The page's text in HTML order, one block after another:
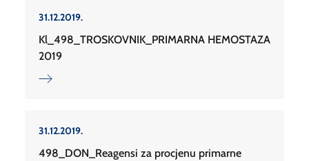
31.12.2019.
Kl_498_TROSKOVNIK_PRIMARNA HEMOSTAZA
2019
31.12.2019.
498_DON_Reagensi za procjenu primarne